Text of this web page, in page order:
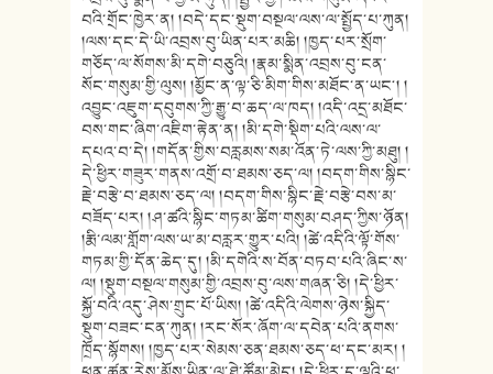
བའི་གྲོང་ཁྱེར་ན། །བདེ་དང་སྡུག་བསྔལ་ལས་ལ་སྤྱོད་པ་ཀུན།
།ལས་དང་དེ་ཡི་འབྲས་བུ་ཡིན་པར་མཆི། །ཁྱད་པར་སྲོག་
གཅོད་ལ་སོགས་མི་དགེ་བཅུའི། །རྣམ་སྨིན་འབྲས་བུ་ངན་
སོང་གསུམ་གྱི་ལུས། །མྱོང་ན་ལྟ་ཅི་མིག་གིས་མཐོང་ན་ཡང༌། །
འབྱུང་འཇུག་དབུགས་ཀྱི་རྒྱུ་བ་ཆད་ལ་ཁད། །འདི་འདྲ་མཐོང་
བས་གང་ཞིག་འཇིག་རྟེན་ན། །མི་དགེ་སྡིག་པའི་ལས་ལ་
དཔའ་བ་དེ། །གདོན་གྱིས་བརླམས་སམ་འོན་ཏེ་ལས་ཀྱི་མཐུ། །
དེ་ཕྱིར་གཟུར་གནས་འགྲོ་བ་ཐམས་ཅད་ལ། །བདག་གིས་སྙིང་
རྗེ་བརྩེ་བ་ཐམས་ཅད་ལ། །བདག་གིས་སྙིང་རྗེ་བརྩེ་བས་མ་
བཟོད་པར། །ཤ་ཚའི་སྙིང་གཏམ་ཚིག་གསུམ་བཤད་ཀྱིས་ཉོན།
།རྨི་ལམ་གློག་ལས་ཡ་མ་བརླར་གྱུར་པའི། །ཚེ་འདིའི་ལྟོ་གོས་
གཏམ་གྱི་དོན་ཆེད་དུ། །མི་དགེའི་ས་བོན་བཏབ་པའི་ཞིང་ས་
ལ། །སྡུག་བསྔལ་གསུམ་གྱི་འབྲས་བུ་ལས་གཞན་ཅི། །དེ་ཕྱིར་
སྐྱོ་བའི་འདུ་ཤེས་གྲུང་པོ་ཡིས། །ཚེ་འདིའི་ལེགས་ཉེས་སྐྱིད་
སྡུག་བཟང་ངན་ཀུན། །རང་སོར་ཞོག་ལ་དབེན་པའི་ནགས་
ཁྲོད་སྙོགས། །ཁྱད་པར་སེམས་ཅན་ཐམས་ཅད་ཕ་དང་མར། །